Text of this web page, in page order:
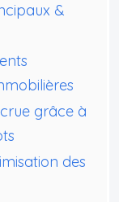
&
grâce à
des